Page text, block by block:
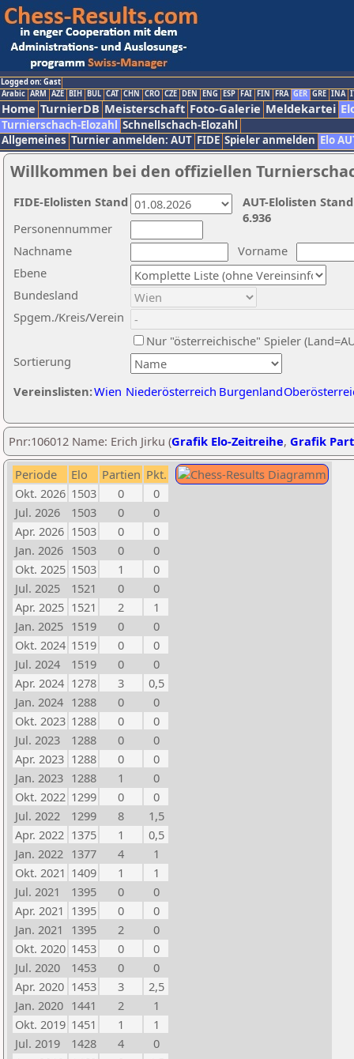
Logged on: Gast
Arabic ARM AZE BIH BUL CAT CHN CRO CZE DEN ENG ESP FAI FIN FRA GER GRE INA
Home TurnierDB Meisterschaft Foto-Galerie Meldekartei
Turnierschach-Elozahl Schnellschach-Elozahl
Allgemeines Turnier anmelden: AUT FIDE Spieler anmelden Elo
Willkommen bei den offiziellen
Nachname
Vorname
Ebene
Sortierung
Personennummer
Bundesland
Spgem./Kreis/Verein
Nur "österreichische" Spieler
Vereinslisten:Wien Niederösterreich Burgenland
AUT-Elolisten
6.936
FIDE-Elolisten Stand
Pnr:106012 Name: Erich Jirku (Grafik Elo-Zeitreihe, Grafik
Periode Elo Partien Pkt.
Okt. 2026 1503 0
0
Jul. 2026
1503 0
0
Apr. 2026 1503 0
0
Jan. 2026 1503 0
0
Okt. 2025 1503 1
0
Jul. 2025
1521 0
0
Apr. 2025 1521 2
1
Jan. 2025 1519 0
0
Okt. 2024 1519 0
0
Jul. 2024
1519 0
0
Apr. 2024 1278 3
0,5
Jan. 2024 1288 0
0
Okt. 2023 1288 0
0
Jul. 2023
1288 0
0
Apr. 2023 1288 0
0
Jan. 2023 1288 1
0
Okt. 2022 1299 0
0
Jul. 2022
1299 8
1,5
Apr. 2022 1375 1
0,5
Jan. 2022 1377 4
1
Okt. 2021 1409 1
1
Jul. 2021
1395 0
0
Apr. 2021 1395 0
0
Jan. 2021
1395 2
0
Okt. 2020 1453 0
0
Jul. 2020
1453 0
0
Apr. 2020 1453 3
2,5
Jan. 2020 1441 2
1
Okt. 2019 1451 1
1
Jul. 2019
1428 4
0